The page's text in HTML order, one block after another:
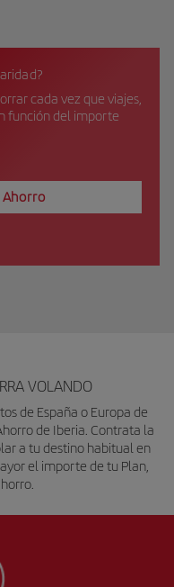
cada vez que viajes,
función del importe
VOLANDO
de España o Europa de
de Iberia. Contrata la
a tu destino habitual en
el importe de tu Plan,